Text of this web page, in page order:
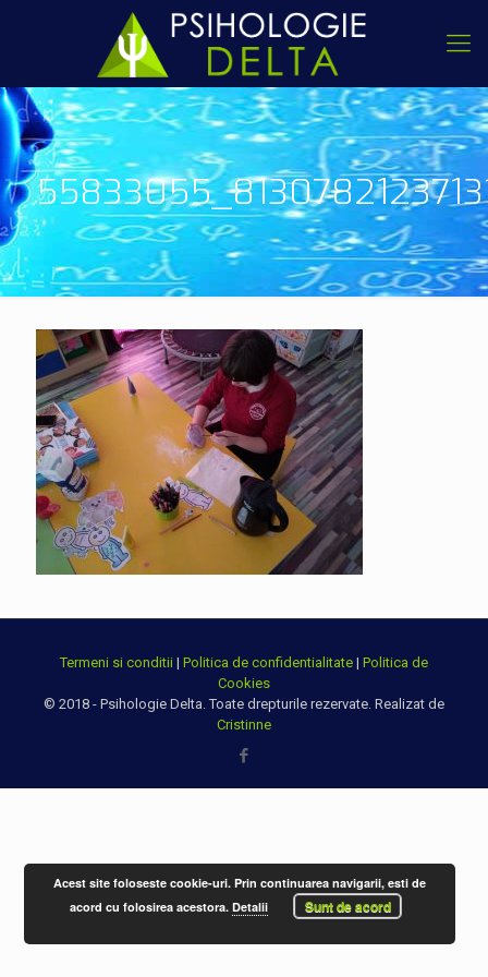
Termeni si conditii | Politica de confidentialitate | Politica de
Cookies
© 2018 - Psihologie Delta. Toate drepturile rezervate. Realizat de
Cristinne
Acest site foloseste cookie-uri. Prin continuarea navigarii, esti de
acord cu folosirea acestora.Detalii Sunt de acord